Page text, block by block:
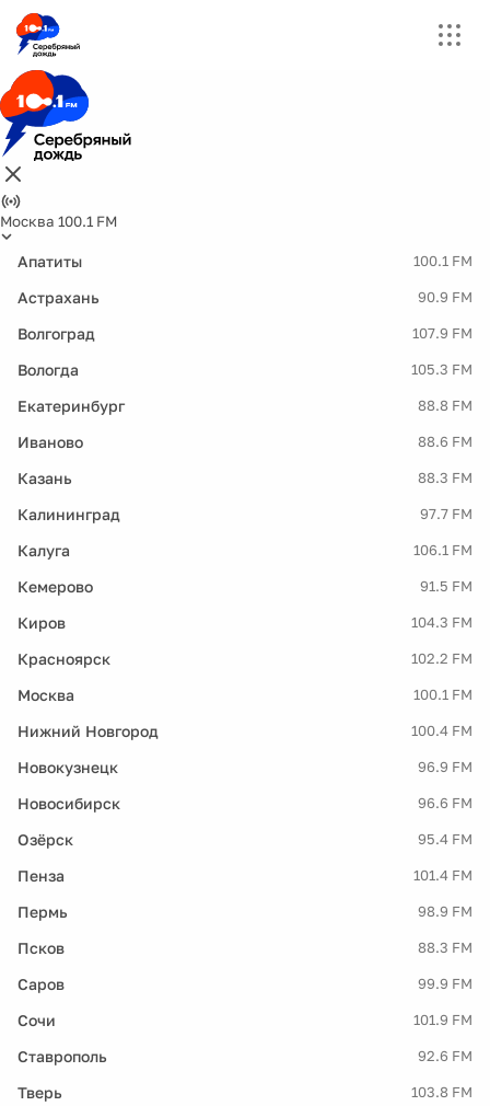
Москва 100.1 FM
Апатиты 100.1 FM
Астрахань 90.9 FM
Волгоград 107.9 FM
Вологда 105.3 FM
Екатеринбург 88.8 FM
Иваново 88.6 FM
Казань 88.3 FM
Калининград 97.7 FM
Калуга 106.1 FM
Кемерово 91.5 FM
Киров 104.3 FM
Красноярск 102.2 FM
Москва 100.1 FM
Нижний Новгород 100.4 FM
Новокузнецк 96.9 FM
Новосибирск 96.6 FM
Озёрск 95.4 FM
Пенза 101.4 FM
Пермь 98.9 FM
Псков 88.3 FM
Саров 99.9 FM
Сочи 101.9 FM
Ставрополь 92.6 FM
Тверь 103.8 FM